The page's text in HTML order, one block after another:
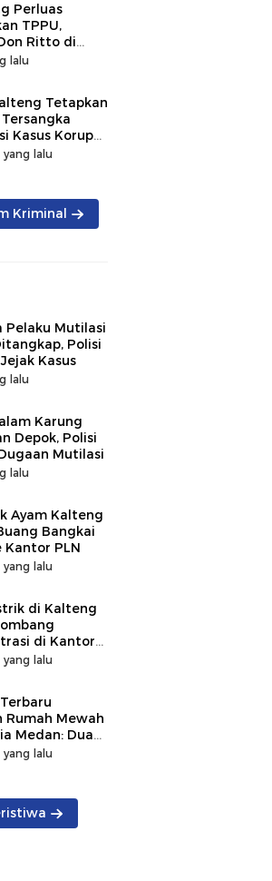
Perluas
TPPU,
Ritto di
Digeledah
lalu
Tetapkan
Kasus Korupsi
Miliar
lalu
Kriminal
Pelaku Mutilasi
Polisi
Kasus
lalu
Karung
Depok, Polisi
Mutilasi
lalu
Ayam Kalteng
Bangkai
Kantor PLN
lalu
di Kalteng
di Kantor
lalu
Rumah Mewah
Medan: Dua
lalu